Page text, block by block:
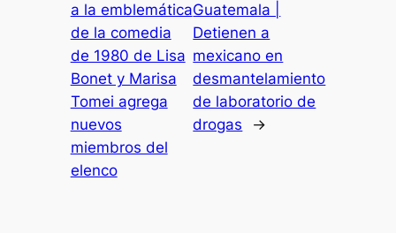
a la emblemática
de la comedia
de 1980 de Lisa
Bonet y Marisa
Tomei agrega
nuevos
miembros del
elenco
Guatemala |
Detienen a
mexicano en
desmantelamiento
de laboratorio de
drogas
→